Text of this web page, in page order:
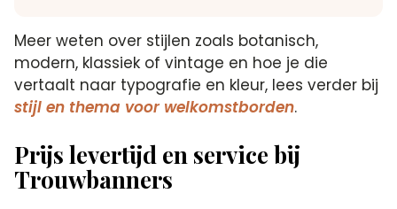
Meer weten over stijlen zoals botanisch,
modern, klassiek of vintage en hoe je die
vertaalt naar typografie en kleur, lees verder bij
stijl en thema voor welkomstborden.
Prijs levertijd en service bij
Trouwbanners